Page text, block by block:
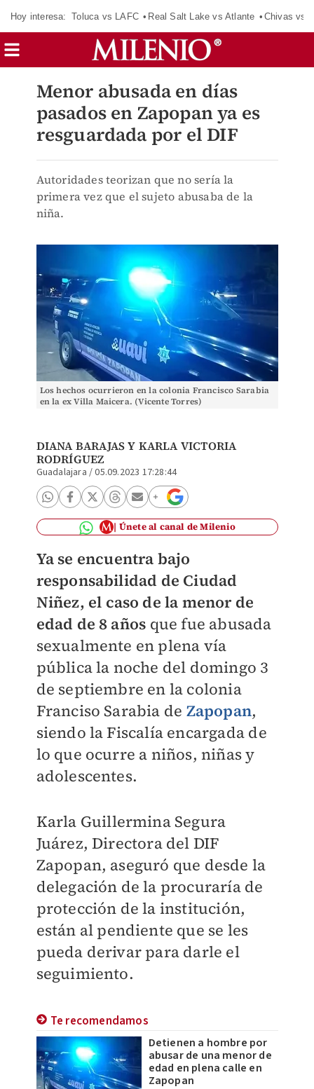
Hoy interesa: Toluca vs LAFC Real Salt Lake vs Atlante Chivas vs
Menor abusada en días
pasados en Zapopan ya es
resguardada por el DIF
Autoridades teorizan que no sería la
primera vez que el sujeto abusaba de la
niña.
Los hechos ocurrieron en la colonia Francisco Sarabia
en la ex Villa Maicera. (Vicente Torres)
DIANA BARAJAS Y KARLA VICTORIA
RODRÍGUEZ
Guadalajara /05.09.2023 17:28:44
Únete al canal de Milenio
Ya se encuentra bajo
responsabilidad de Ciudad
Niñez, el caso de la menor de
edad de 8 años que fue abusada
sexualmente en plena vía
pública la noche del domingo 3
de septiembre en la colonia
Franciso Sarabia de Zapopan,
siendo la Fiscalía encargada de
lo que ocurre a niños, niñas y
adolescentes.
Karla Guillermina Segura
Juárez, Directora del DIF
Zapopan, aseguró que desde la
delegación de la procuraría de
protección de la institución,
están al pendiente que se les
pueda derivar para darle el
seguimiento.
Te recomendamos
Detienen a hombre por
abusar de una menor de
edad en plena calle en
Zapopan